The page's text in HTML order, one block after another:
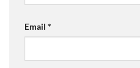
Email *